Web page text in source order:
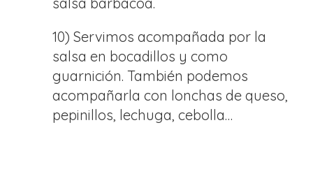
10) Servimos acompañada por la
salsa en bocadillos y como
guarnición. También podemos
acompañarla con lonchas de queso,
pepinillos, lechuga, cebolla…